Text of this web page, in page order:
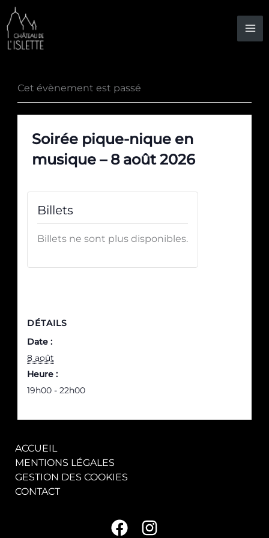
Aller
au
contenu
Cet évènement est passé
Soirée pique-nique en
musique – 8 août 2026
DÉTAILS
Date :
8 août
Heure :
19h00 - 22h00
Billets
Billets ne sont plus disponibles.
ACCUEIL
MENTIONS LÉGALES
GESTION DES COOKIES
CONTACT